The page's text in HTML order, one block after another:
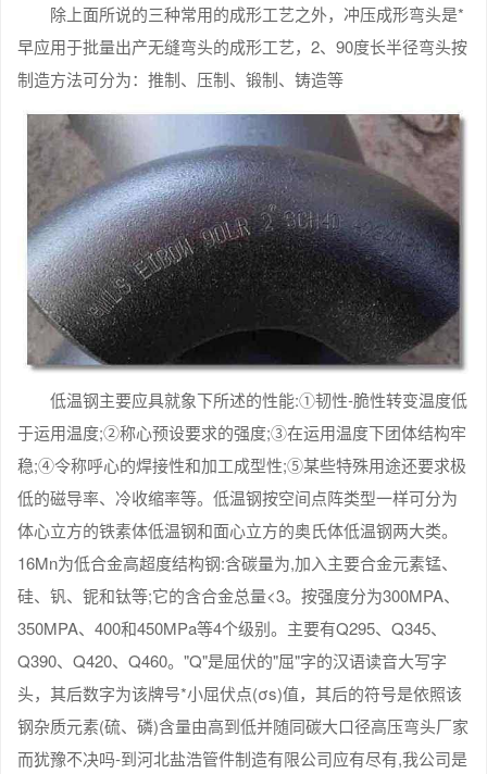
除上面所说的三种常用的成形工艺之外，冲压成形弯头是*
早应用于批量出产无缝弯头的成形工艺，2、90度长半径弯头按
制造方法可分为：推制、压制、锻制、铸造等
低温钢主要应具就象下所述的性能:①韧性-脆性转变温度低
于运用温度;②称心预设要求的强度;③在运用温度下团体结构牢
稳;④令称呼心的焊接性和加工成型性;⑤某些特殊用途还要求极
低的磁导率、冷收缩率等。低温钢按空间点阵类型一样可分为
体心立方的铁素体低温钢和面心立方的奥氏体低温钢两大类。
16Mn为低合金高超度结构钢:含碳量为,加入主要合金元素锰、
硅、钒、铌和钛等;它的含合金总量<3。按强度分为300MPA、
350MPA、400和450MPa等4个级别。主要有Q295、Q345、
Q390、Q420、Q460。"Q"是屈伏的"屈"字的汉语读音大写字
头，其后数字为该牌号*小屈伏点(σs)值，其后的符号是依照该
钢杂质元素(硫、磷)含量由高到低并随同碳大口径高压弯头厂家
而犹豫不决吗-到河北盐浩管件制造有限公司应有尽有,我公司是